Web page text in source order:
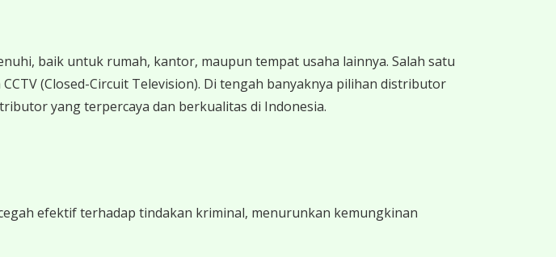
baik untuk rumah, kantor, maupun tempat usaha lainnya. Salah satu
(Closed-Circuit Television). Di tengah banyaknya pilihan distributor
yang terpercaya dan berkualitas di Indonesia.
efektif terhadap tindakan kriminal, menurunkan kemungkinan